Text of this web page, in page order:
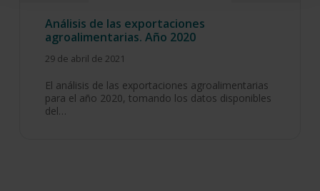
Análisis de las exportaciones
agroalimentarias. Año 2020
29 de abril de 2021
El análisis de las exportaciones agroalimentarias
para el año 2020, tomando los datos disponibles
del…